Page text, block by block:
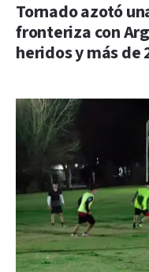
Tornado azotó
fronteriza con
heridos y más de